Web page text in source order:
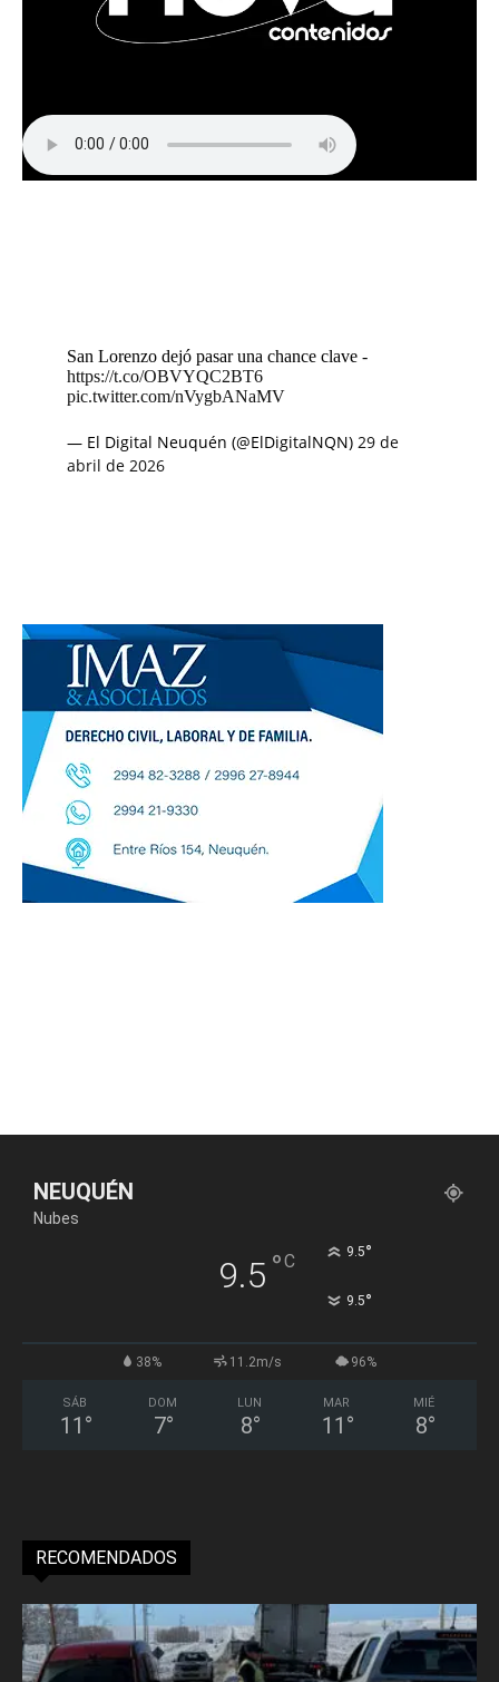
San Lorenzo dejó pasar una chance clave -
https://t.co/OBVYQC2BT6
pic.twitter.com/nVygbANaMV
— El Digital Neuquén (@ElDigitalNQN) 29 de
abril de 2026
NEUQUÉN
Nubes
9.5 °C 9.5°
9.5°
38% 11.2m/s 96%
SÁB
11 °
DOM
7°
LUN
8°
MAR
11 °
MIÉ
8°
RECOMENDADOS